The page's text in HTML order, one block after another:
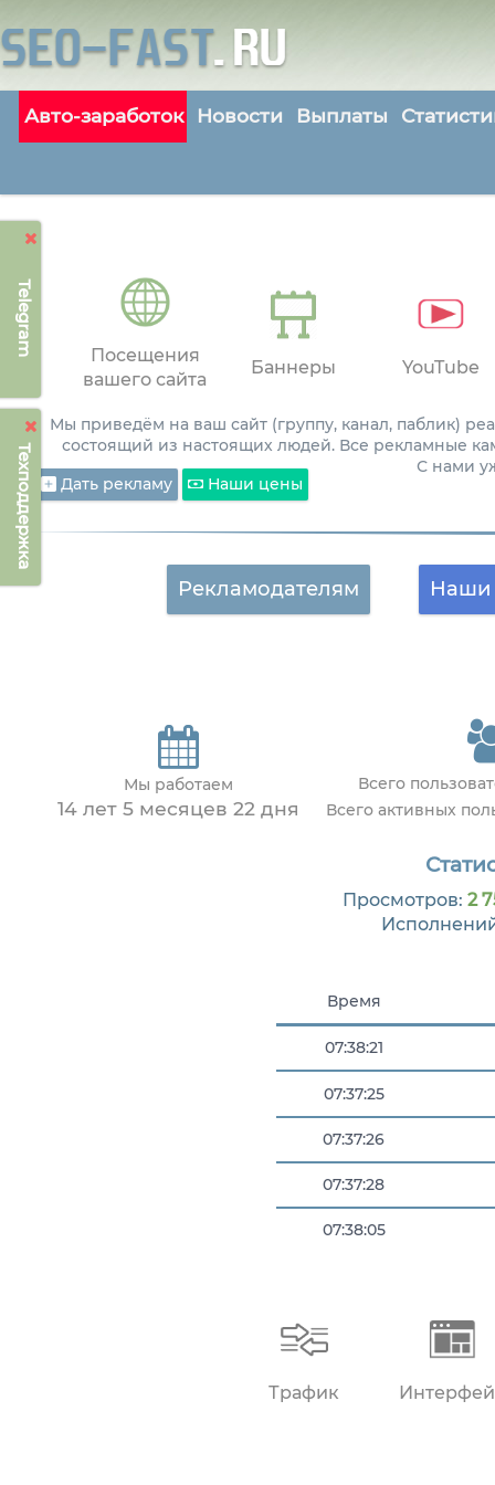
Telegram
Техподдержка
Авто-заработок Новости Выплаты
Посещения
вашего сайта
Баннеры YouTube
Мы приведём на ваш сайт (группу, канал, паблик)
состоящий из настоящих людей. Все рекламные
С нами
Дать рекламу
Наши цены
Рекламодателям Наши
Мы работаем
14 лет 5 месяцев 22 дня
Всего
Всего активных
Просмотров: 2
Время
07:38:21
07:37:25
07:37:26
07:37:28
07:38:05
Трафик